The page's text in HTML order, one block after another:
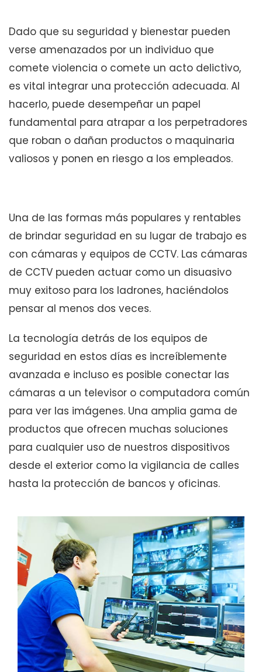
Dado que su seguridad y bienestar pueden
verse amenazados por un individuo que
comete violencia o comete un acto delictivo,
es vital integrar una protección adecuada. Al
hacerlo, puede desempeñar un papel
fundamental para atrapar a los perpetradores
que roban o dañan productos o maquinaria
valiosos y ponen en riesgo a los empleados.
Una de las formas más populares y rentables
de brindar seguridad en su lugar de trabajo es
con cámaras y equipos de CCTV. Las cámaras
de CCTV pueden actuar como un disuasivo
muy exitoso para los ladrones, haciéndolos
pensar al menos dos veces.
La tecnología detrás de los equipos de
seguridad en estos días es increíblemente
avanzada e incluso es posible conectar las
cámaras a un televisor o computadora común
para ver las imágenes. Una amplia gama de
productos que ofrecen muchas soluciones
para cualquier uso de nuestros dispositivos
desde el exterior como la vigilancia de calles
hasta la protección de bancos y oficinas.